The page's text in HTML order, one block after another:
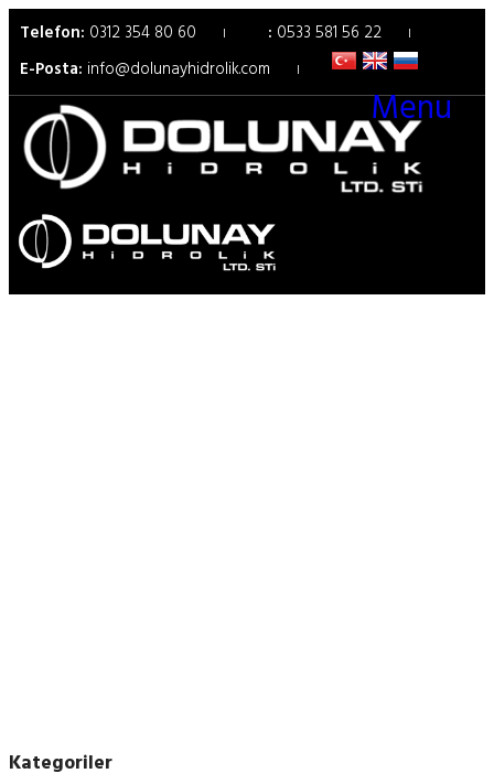
Telefon: 0312 354 80 60 : 0533 581 56 22
E-Posta: info@dolunayhidrolik.com
Menu
Kategoriler